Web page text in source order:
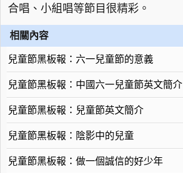
合唱、小組唱等節目很精彩。
相關內容
兒童節黑板報：六一兒童節的意義
兒童節黑板報：中國六一兒童節英文簡介
兒童節黑板報：兒童節英文簡介
兒童節黑板報：陰影中的兒童
兒童節黑板報：做一個誠信的好少年